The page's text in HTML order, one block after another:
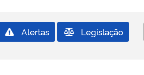
Alertas Legislação